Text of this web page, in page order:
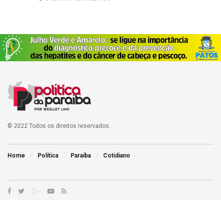
© 2022 Todos os direitos reservados.
Home Política Paraíba Cotidiano